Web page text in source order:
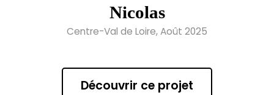
Nicolas
Centre-Val de Loire, Août 2025
Découvrir ce projet